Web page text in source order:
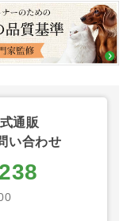
通販
い合わせ